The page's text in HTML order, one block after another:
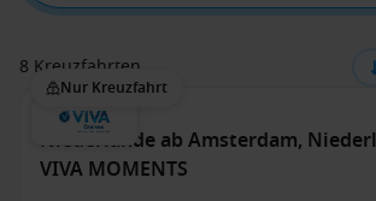
8 Kreuzfahrten
Nur Kreuzfahrt
Niederlande ab Amsterdam,
VIVA MOMENTS